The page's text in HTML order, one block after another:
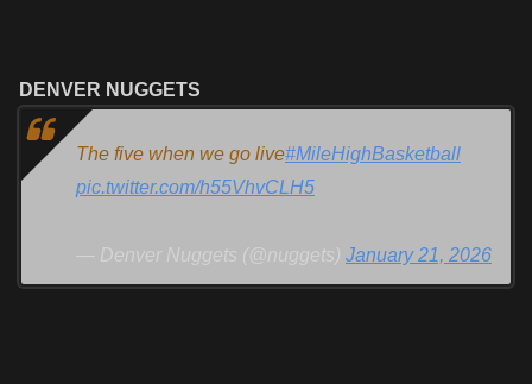
DENVER NUGGETS
The five when we go live#MileHighBasketball
pic.twitter.com/h55VhvCLH5
— Denver Nuggets (@nuggets) January 21, 2026